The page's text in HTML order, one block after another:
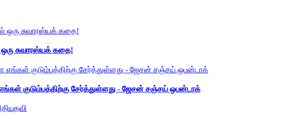
சுவாரஸ்யக் கதை!
எங்கள் குடும்பத்திற்கு சேர்த்துள்ளது - ஜேசன் சஞ்சய் ஒபன்டாக்